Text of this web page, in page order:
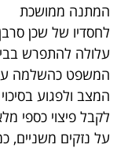
המתנה ממושכת
לחסדיו של שכן
עלולה להתפרש
המשפט כהשלמה
המצב ולפגוע בסיכוי
לקבל פיצוי כספי
על נזקים משניים,